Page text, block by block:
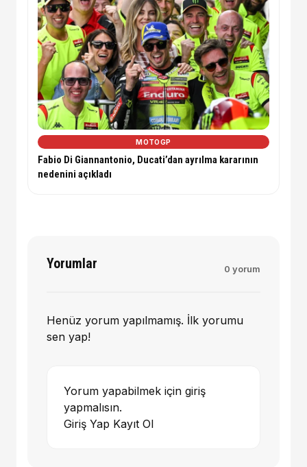
MOTOGP
Fabio Di Giannantonio, Ducati’dan ayrılma kararının
nedenini açıkladı
Yorumlar 0 yorum
Henüz yorum yapılmamış. İlk yorumu
sen yap!
Yorum yapabilmek için giriş
yapmalısın.
Giriş Yap Kayıt Ol